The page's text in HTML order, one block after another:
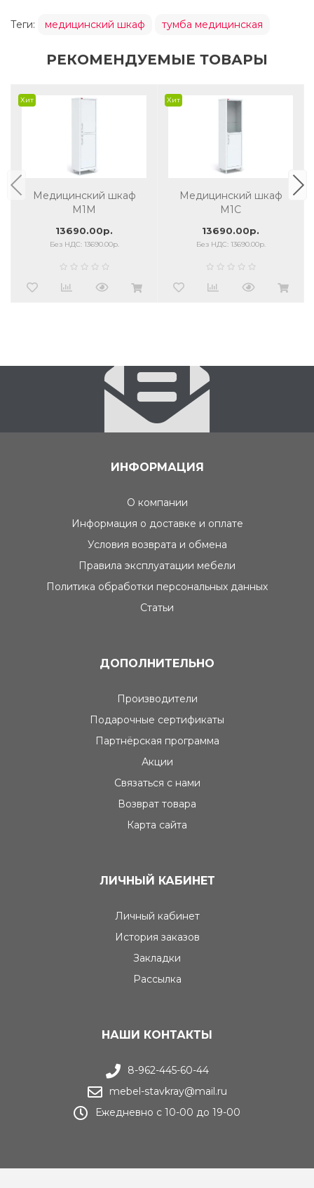
Теги: медицинский шкаф тумба медицинская
РЕКОМЕНДУЕМЫЕ ТОВАРЫ
Хит
Медицинский шкаф
M1М
13690.00р.
Без НДС: 13690.00р.
Хит
Медицинский шкаф
M1С
13690.00р.
Без НДС: 13690.00р.
ИНФОРМАЦИЯ
О компании
Информация о доставке и оплате
Условия возврата и обмена
Правила эксплуатации мебели
Политика обработки персональных данных
Статьи
ДОПОЛНИТЕЛЬНО
Производители
Подарочные сертификаты
Партнёрская программа
Акции
Связаться с нами
Возврат товара
Карта сайта
ЛИЧНЫЙ КАБИНЕТ
Личный кабинет
История заказов
Закладки
Рассылка
НАШИ КОНТАКТЫ
8-962-445-60-44
mebel-stavkray@mail.ru
Ежедневно с 10-00 до 19-00